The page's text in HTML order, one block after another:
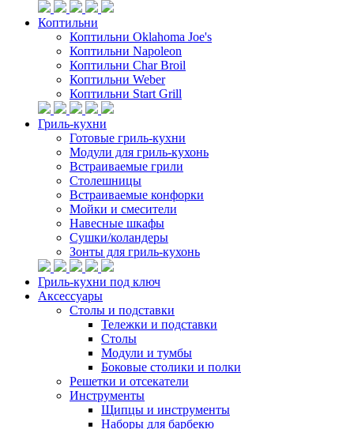
Коптильни
Коптильни Oklahoma Joe's
Коптильни Napoleon
Коптильни Char Broil
Коптильни Weber
Коптильни Start Grill
Гриль-кухни
Готовые гриль-кухни
Модули для гриль-кухонь
Встраиваемые грили
Столешницы
Встраиваемые конфорки
Мойки и смесители
Навесные шкафы
Сушки/коландеры
Зонты для гриль-кухонь
Гриль-кухни под ключ
Аксессуары
Столы и подставки
Тележки и подставки
Столы
Модули и тумбы
Боковые столики и полки
Решетки и отсекатели
Инструменты
Щипцы и инструменты
Наборы для барбекю